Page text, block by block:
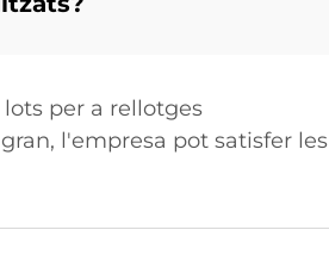
per a rellotges
l'empresa pot satisfer les